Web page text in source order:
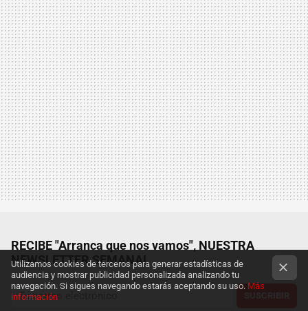
RECIBE "Arranca que nos vamos", NUESTRA
NEWSLETTER SEMANAL
Utilizamos cookies de terceros para generar estadísticas de
audiencia y mostrar publicidad personalizada analizando tu
navegación. Si sigues navegando estarás aceptando su uso. Más
información